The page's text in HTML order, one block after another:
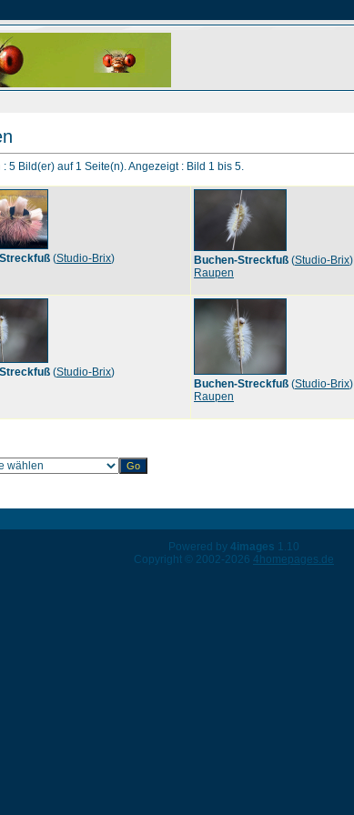
: 5 Bild(er) auf 1 Seite(n). Angezeigt : Bild 1 bis 5.
(Studio-Brix)
Buchen-Streckfuß (Studio-Brix)
Raupen
(Studio-Brix)
Buchen-Streckfuß (Studio-Brix)
Raupen
Powered by 4images 1.10
Copyright © 2002-2026 4homepages.de